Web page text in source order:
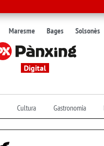
Maresme Bages Solsonès
Digital
Cultura Gastronomia